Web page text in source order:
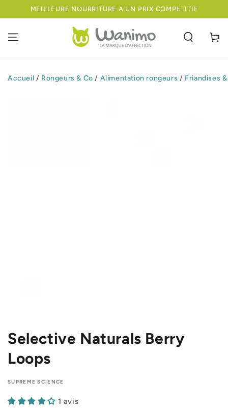
IGNORER LE
MEILLEURE NOURRITURE A UN PRIX COMPETITIF
Panier
Accueil / Rongeurs & Co / Alimentation rongeurs / Friandises
Selective Naturals Berry
Loops
SUPREME SCIENCE
1 avis